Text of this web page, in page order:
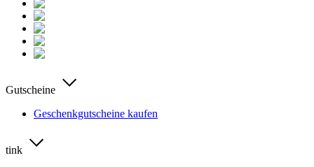
Gutscheine
Geschenkgutscheine kaufen
tink